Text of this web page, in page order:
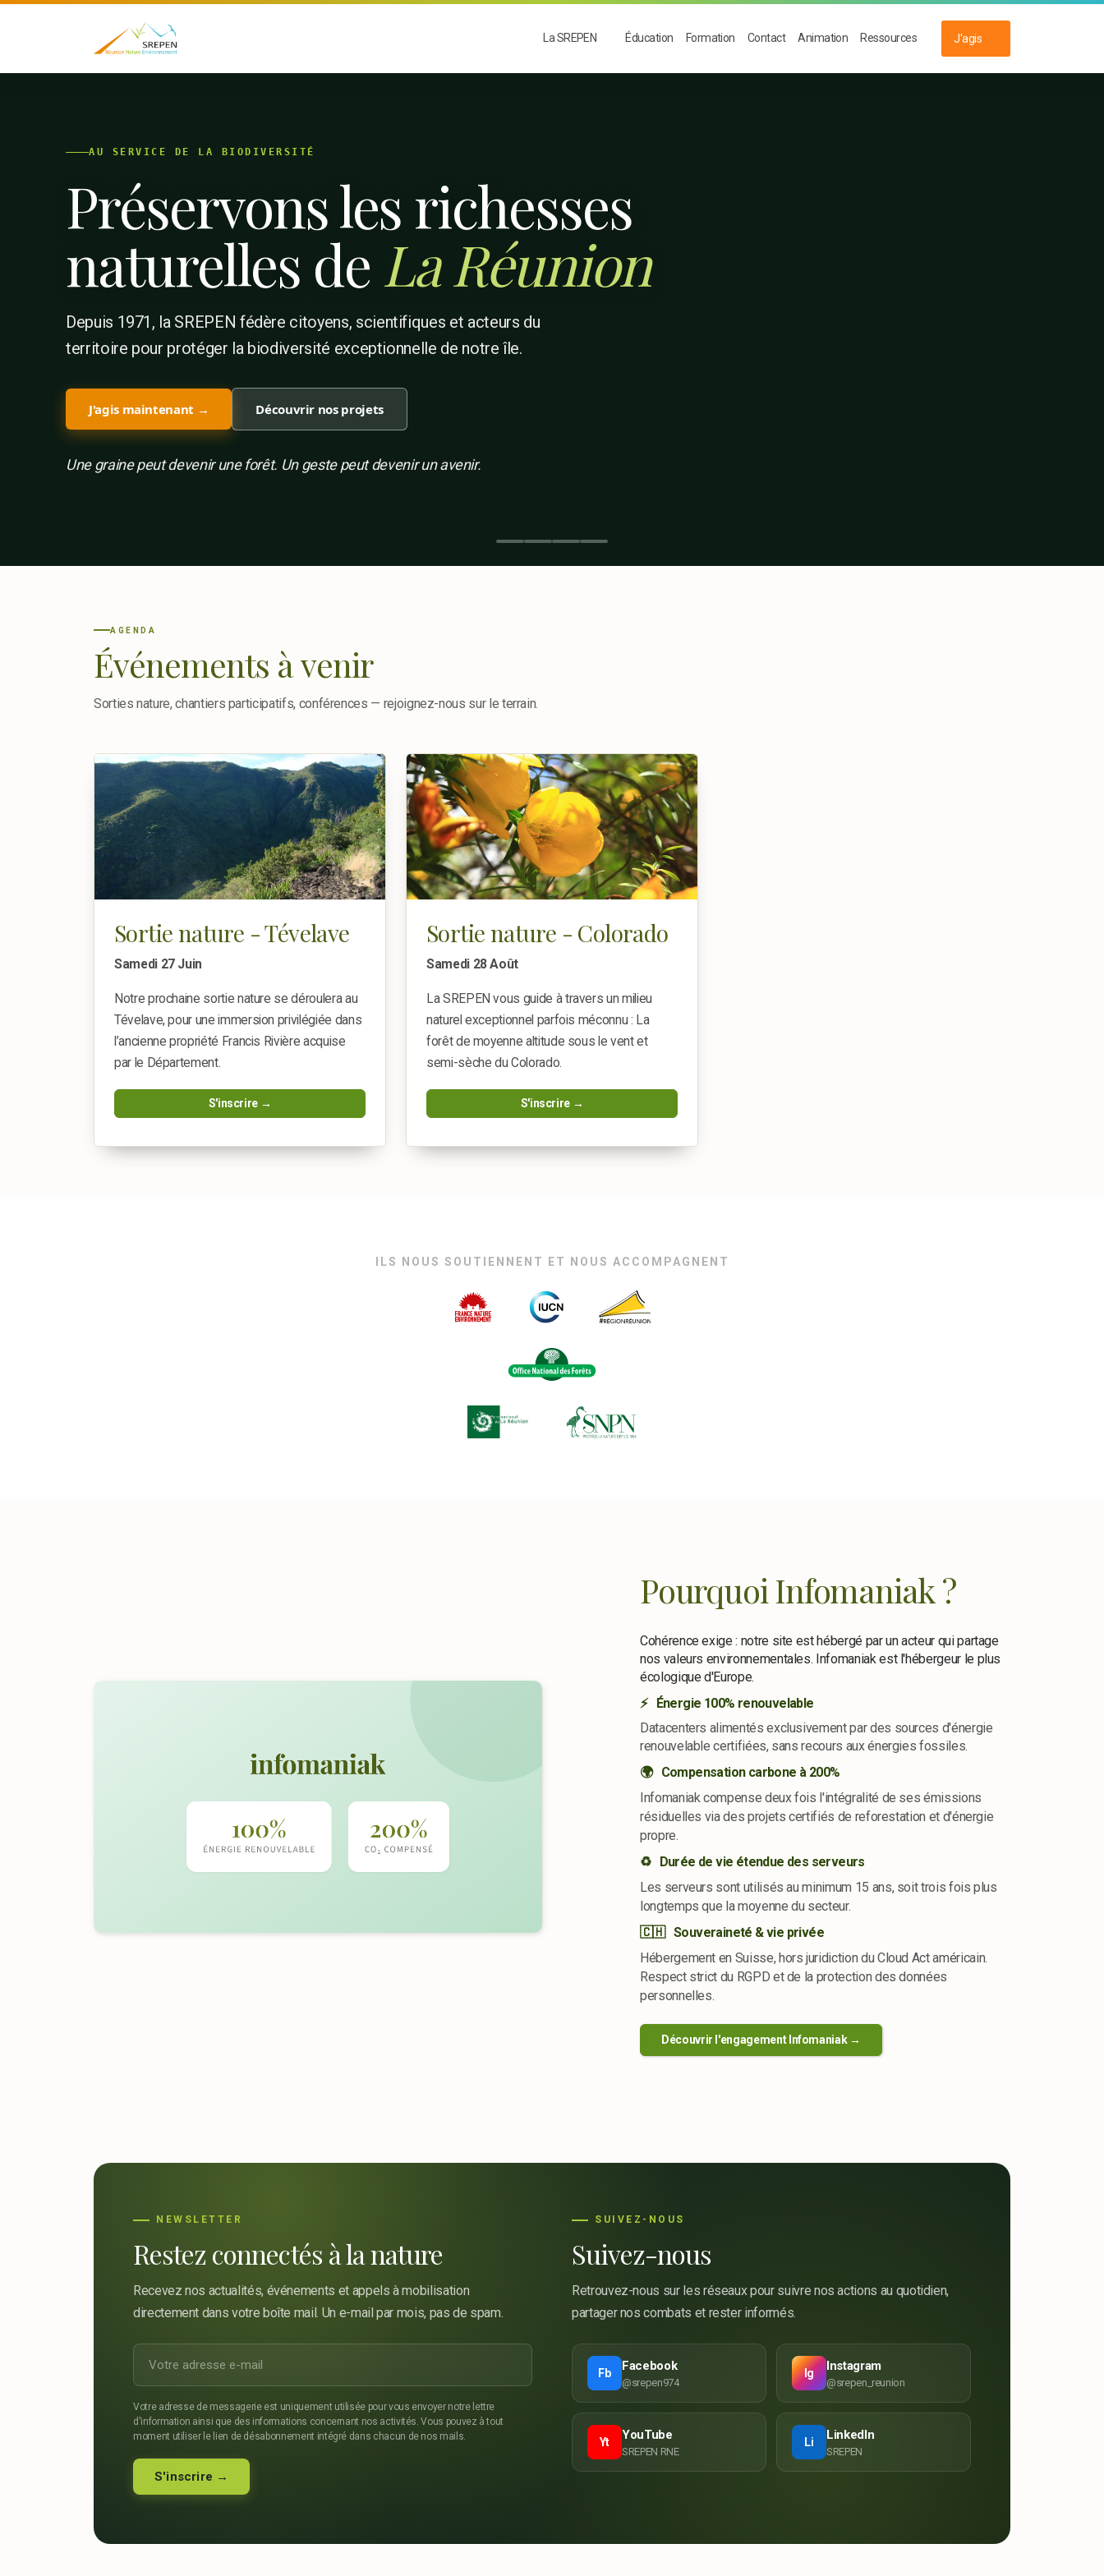
La SREPEN Éducation Formation Contact Animation Ressources J'agis
AU SERVICE DE LA BIODIVERSITÉ
Préservons les richesses
naturelles deLa Réunion
Depuis 1971, la SREPEN fédère citoyens, scientifiques et acteurs du
territoire pour protéger la biodiversité exceptionnelle de notre île.
J'agis maintenant → Découvrir nos projets
Une graine peut devenir une forêt. Un geste peut devenir un avenir.
AGENDA
Événements à venir
Sorties nature, chantiers participatifs, conférences — rejoignez-nous sur le terrain.
Sortie nature - Tévelave
Samedi 27 Juin
Notre prochaine sortie nature se déroulera au
Tévelave, pour une immersion privilégiée dans
l’ancienne propriété Francis Rivière acquise
par le Département.
S'inscrire →
Sortie nature - Colorado
Samedi 28 Août
La SREPEN vous guide à travers un milieu
naturel exceptionnel parfois méconnu : La
forêt de moyenne altitude sous le vent et
semi-sèche du Colorado.
S'inscrire →
ILS NOUS SOUTIENNENT ET NOUS ACCOMPAGNENT
Pourquoi Infomaniak ?
Cohérence exige : notre site est hébergé par un acteur qui partage
nos valeurs environnementales. Infomaniak est l'hébergeur le plus
écologique d'Europe.
⚡ Énergie 100% renouvelable
Datacenters alimentés exclusivement par des sources d'énergie
renouvelable certifiées, sans recours aux énergies fossiles.
🌍 Compensation carbone à 200%
Infomaniak compense deux fois l'intégralité de ses émissions
résiduelles via des projets certifiés de reforestation et d'énergie
propre.
♻️ Durée de vie étendue des serveurs
Les serveurs sont utilisés au minimum 15 ans, soit trois fois plus
longtemps que la moyenne du secteur.
🇨🇭 Souveraineté & vie privée
Hébergement en Suisse, hors juridiction du Cloud Act américain.
Respect strict du RGPD et de la protection des données
personnelles.
Découvrir l'engagement Infomaniak →
NEWSLETTER
Restez connectés à la nature
Recevez nos actualités, événements et appels à mobilisation
directement dans votre boîte mail. Un e-mail par mois, pas de spam.
Votre adresse de messagerie est uniquement utilisée pour vous envoyer notre lettre
d'information ainsi que des informations concernant nos activités. Vous pouvez à tout
moment utiliser le lien de désabonnement intégré dans chacun de nos mails.
SUIVEZ-NOUS
Suivez-nous
Retrouvez-nous sur les réseaux pour suivre nos actions au quotidien,
partager nos combats et rester informés.
Fb Facebook
@srepen974
Ig Instagram
@srepen_reunion
Yt YouTube
SREPEN RNE
Li LinkedIn
SREPEN